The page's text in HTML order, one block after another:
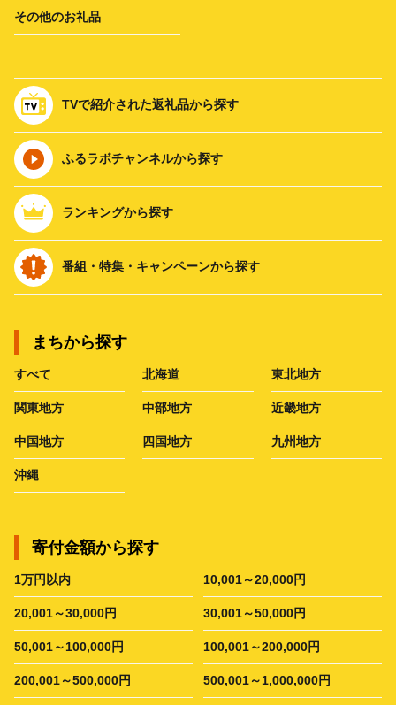
その他のお礼品
TVで紹介された返礼品から探す
ふるラボチャンネルから探す
ランキングから探す
番組・特集・キャンペーンから探す
まちから探す
すべて 北海道 東北地方
関東地方 中部地方 近畿地方
中国地方 四国地方 九州地方
沖縄
寄付金額から探す
1万円以内 10,001～20,000円
20,001～30,000円 30,001～50,000円
50,001～100,000円 100,001～200,000円
200,001～500,000円 500,001～1,000,000円